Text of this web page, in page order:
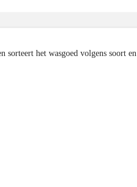
het wasgoed volgens soort en